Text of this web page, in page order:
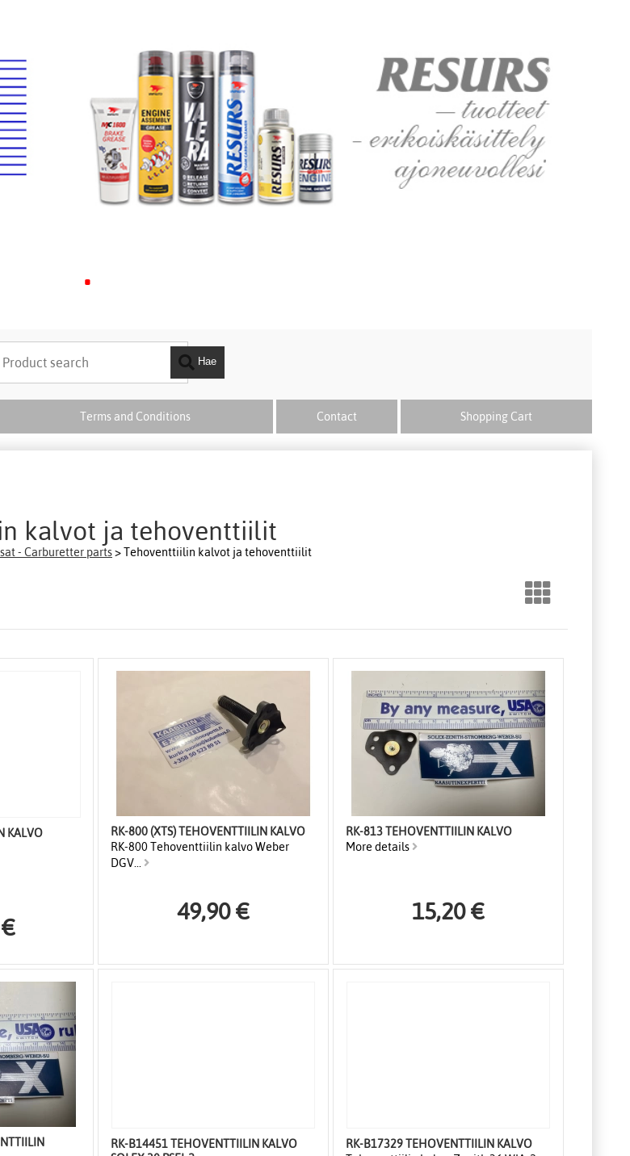
.
Hae
Terms and Conditions Contact Shopping Cart
kalvot ja tehoventtiilit
- Carburetter parts> Tehoventtiilin kalvot ja tehoventtiilit
KALVO
RK-800 (XTS) TEHOVENTTIILIN KALVO
RK-800 Tehoventtiilin kalvo Weber
DGV...
49,90 €
RK-813 TEHOVENTTIILIN KALVO
More details
15,20 €
RK-B14451 TEHOVENTTIILIN KALVO
RK-B17329 TEHOVENTTIILIN KALVO